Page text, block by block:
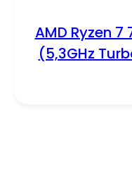
AMD Ryzen 7
(5,3GHz